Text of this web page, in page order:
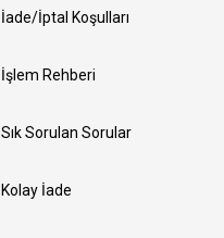
İade/İptal Koşulları
İşlem Rehberi
Sık Sorulan Sorular
Kolay İade